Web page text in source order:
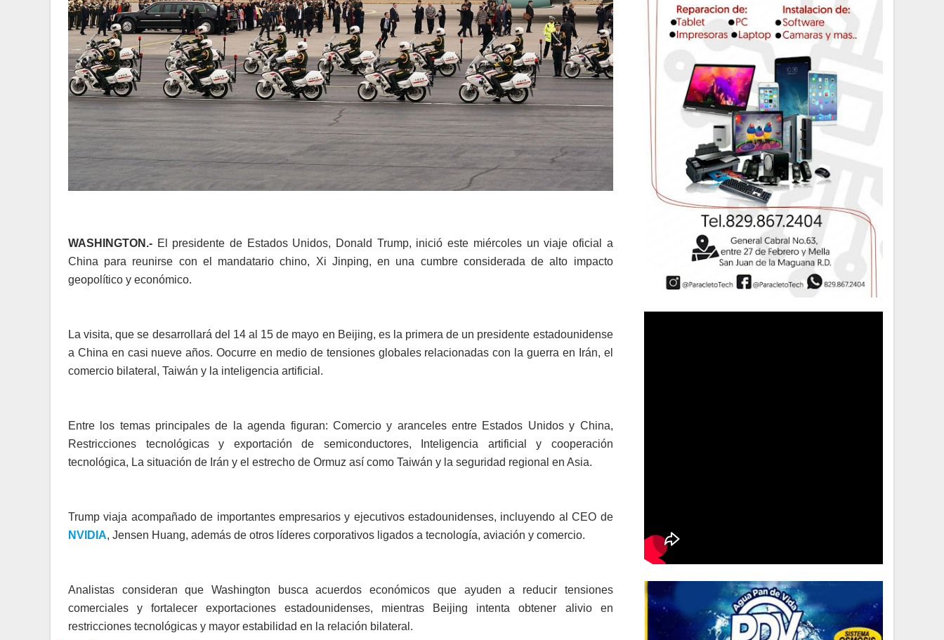
WASHINGTON.- El presidente de Estados Unidos, Donald Trump, inició este miércoles un viaje oficial a
China para reunirse con el mandatario chino, Xi Jinping, en una cumbre considerada de alto impacto
geopolítico y económico.
La visita, que se desarrollará del 14 al 15 de mayo en Beijing, es la primera de un presidente estadounidense
a China en casi nueve años. Oocurre en medio de tensiones globales relacionadas con la guerra en Irán, el
comercio bilateral, Taiwán y la inteligencia artificial.
Entre los temas principales de la agenda figuran: Comercio y aranceles entre Estados Unidos y China,
Restricciones tecnológicas y exportación de semiconductores, Inteligencia artificial y cooperación
tecnológica, La situación de Irán y el estrecho de Ormuz así como Taiwán y la seguridad regional en Asia.
Trump viaja acompañado de importantes empresarios y ejecutivos estadounidenses, incluyendo al CEO de
NVIDIA, Jensen Huang, además de otros líderes corporativos ligados a tecnología, aviación y comercio.
Analistas consideran que Washington busca acuerdos económicos que ayuden a reducir tensiones
comerciales y fortalecer exportaciones estadounidenses, mientras Beijing intenta obtener alivio en
restricciones tecnológicas y mayor estabilidad en la relación bilateral.